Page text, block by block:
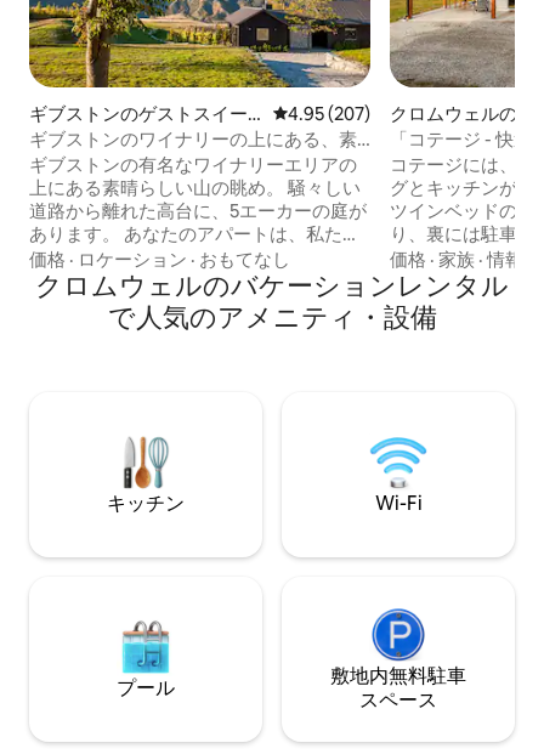
ギブストンのゲストスイー
ト
レビュー207件、5つ星中4.95つ
4.95 (207)
ギブストンのワイナリーの上にある、素
晴らしい山の眺め。
ギブストンの有名なワイナリーエリアの
上にある素晴らしい山の眺め。 騒々しい
道路から離れた高台に、5エーカーの庭が
あります。 あなたのアパートは、私たち
の家に隣接していますが、専用の玄関が
あり、とてもプライベートです。 オープ
ンプランキッチン、ラウンジ、ダイニン
グルームが新しく改装されました。 寝室
ッド2台があります。 薪を燃やす暖炉を楽
しむか、外に出て屋外の火鉢を楽しみま
眺めましょう。
価格 · ロケーション · おもてなし
クロムウェルのコ
「コテージ - 快
コテージには、オ
グとキッチンがあ
ツインベッドの寝
り、裏には駐車場
ン湖とオールド・
位置しています。
ルまで散歩して、
しながら朝のコー
ます。 4つのスキー場、ワナカ、クイー
ンズタウン、素晴
ージーランド最大
近いです。
価格 ·家族 ·情報
クロムウェルのバケーションレンタル
で人気のアメニティ・設備
キッチン Wi-Fi
プール
敷地内無料駐⁠車
ス⁠ペ⁠ー⁠ス